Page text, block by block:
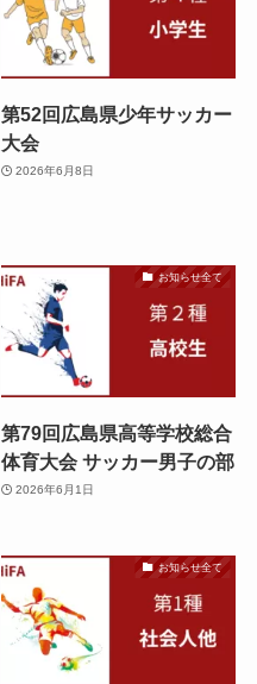
第52回広島県少年サッカー
大会
2026年6月8日
お知らせ全て
第79回広島県高等学校総合
体育大会 サッカー男子の部
2026年6月1日
お知らせ全て